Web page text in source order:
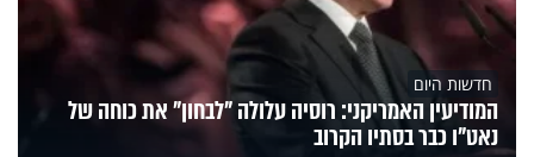
חדשות היום
המודיעין האמריקני: רוסיה עלולה "לבחון" את כוחה של
נאט"ו כבר בסתיו הקרוב